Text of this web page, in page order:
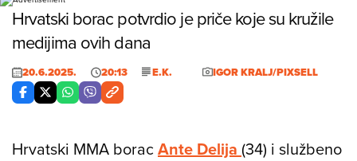
Hrvatski borac potvrdio je priče koje su kružile
medijima ovih dana
20.6.2025. 20:13 E.K. IGOR KRALJ/PIXSELL
Hrvatski MMA borac Ante Delija (34) i službeno